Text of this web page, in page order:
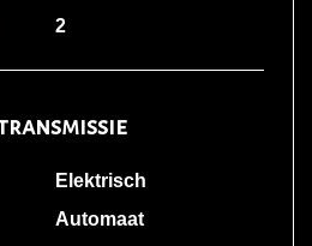
2
Elektrisch
Automaat